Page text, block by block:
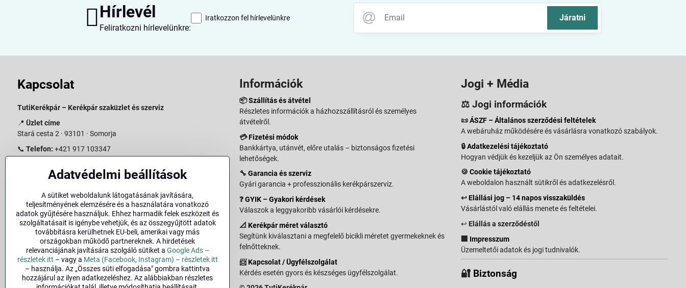
Hírlevél
Feliratkozni hírlevelünkre:
Járatni
Iratkozzon fel hírlevelünkre
Kapcsolat
TutiKerékpár – Kerékpár szaküzlet és szerviz
📍 Üzlet címe
Stará cesta 2 · 93101 · Somorja
📞 Telefon: +421 917 103347
Nyitvatartás:
Hétfő–Péntek: 09:00–15:00
Szombat: 09:00–11:00
Vasárnap: Zárva
Bolt megtekintése a térképen(Google Maps link)
Információk
📦Szállítás és átvétel
Részletes információk a házhozszállításról és személyes
átvételről.
💳Fizetési módok
Bankkártya, utánvét, előre utalás – biztonságos fizetési
lehetőségek.
🔧 Garancia és szerviz
Gyári garancia + professzionális kerékpárszerviz.
❓GYIK – Gyakori kérdések
Válaszok a leggyakoribb vásárlói kérdésekre.
📐 Kerékpár méret választó
Segítünk kiválasztani a megfelelő bicikli méretet gyermekeknek és
felnőtteknek.
📨Kapcsolat / Ügyfélszolgálat
Kérdés esetén gyors és készséges ügyfélszolgálat.
Jogi + Média
⚖️ Jogi információk
📜ÁSZF – Általános szerződési feltételek
A webáruház működésére és vásárlásra vonatkozó szabályok.
🔒Adatkezelési tájékoztató
Hogyan védjük és kezeljük az Ön személyes adatait.
🍪Cookie tájékoztató
A weboldalon használt sütikről és adatkezelésről.
↩️Elállási jog – 14 napos visszaküldés
Vásárlástól való elállás menete és feltételei.
↩️ Elállás a szerződéstől
Impresszum
Üzemeltetői adatok és jogi tudnivalók.
🔐 Biztonság
Adatvédelmi beállítások
A sütiket weboldalunk látogatásának javítására,
teljesítményének elemzésére és a használatára vonatkozó
adatok gyűjtésére használjuk. Ehhez harmadik felek eszközeit és
szolgáltatásait is igénybe vehetjük, és az összegyűjtött adatok
továbbításra kerülhetnek EU-beli, amerikai vagy más
országokban működő partnereknek. A hirdetések
relevanciájának javítására szolgáló sütiket a Google Ads –
részletek itt – vagy a Meta (Facebook, Instagram) – részletek itt
– használja. Az „Összes süti elfogadása" gombra kattintva
hozzájárul az ilyen adatkezeléshez. Az alábbiakban részletes